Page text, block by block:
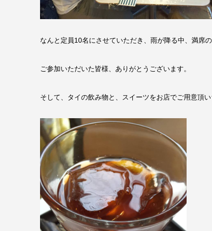
なんと定員10名にさせていただき、雨が降る中、満席
ご参加いただいた皆様、ありがとうございます。
そして、タイの飲み物と、スイーツをお店でご用意頂